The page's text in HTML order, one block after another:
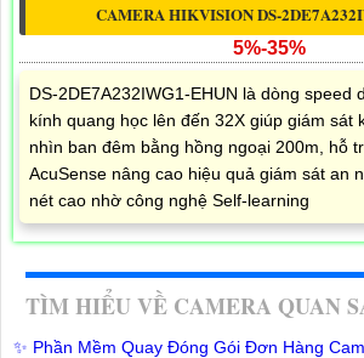
CAMERA HIKVISION DS-
5%-35%
DS-2DE7A232IWG1-EHUN là dòng speed
kính quang học lên đến 32X giúp giám sát
nhìn ban đêm bằng hồng ngoại 200m, hỗ
AcuSense nâng cao hiệu quả giám sát an
nét cao nhờ công nghệ Self-learning
TÌM HIỂU VỀ CAMERA QUAN
✨ Phần Mềm Quay Đóng Gói Đơn Hàng